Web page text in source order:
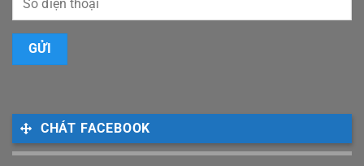
CHÁT FACEBOOK